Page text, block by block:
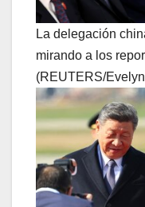
La delegación
mirando a los
(REUTERS/